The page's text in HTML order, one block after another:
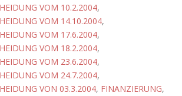
VOM 10.2.2004,
VOM 14.10.2004,
VOM 17.6.2004,
VOM 18.2.2004,
VOM 23.6.2004,
VOM 24.7.2004,
VON 03.3.2004, FINANZIERUNG,